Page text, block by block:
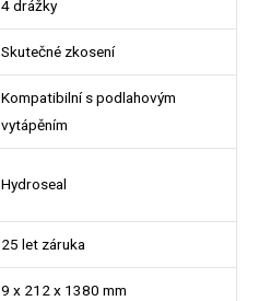
4 drážky
Skutečné zkosení
Kompatibilní s podlahovým
vytápěním
Hydroseal
25 let záruka
9 x 212 x 1380 mm